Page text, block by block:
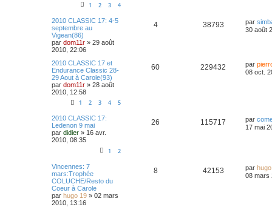
1 2 3 4
2010 CLASSIC 17: 4-5
septembre au
Vigean(86)
par dom11r » 29 août
2010, 22:06
4 38793 par
30 août
2010 CLASSIC 17 et
Endurance Classic 28-
29 Aout à Carole(93)
par dom11r » 28 août
2010, 12:58
1 2 3 4 5
60 229432 par
08 oct.
2010 CLASSIC 17:
Ledenon 9 mai
par didier » 16 avr.
2010, 08:35
1 2
26 115717 par
17 mai
Vincennes: 7
mars:Trophée
COLUCHE/Resto du
Coeur à Carole
par hugo 19 » 02 mars
2010, 13:16
8 42153 par
08 mars